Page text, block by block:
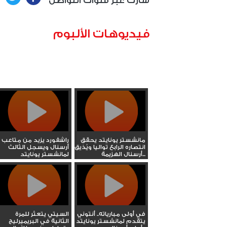
فيديوهات الألبوم
مانشستر يونايتد يحقق
انتصاره الرابع تواليا ويُذيق
أرسنال الهزيمة...
راشفورد يزيد من متاعب
أرسنال ويسجل الثالث
لمانشستر يونايتد
في أولى مبارياته.. أنتوني
يتقدم لمانشستر يونايتد
السيتي يتعثر للمرة
الثانية في البريميرليج